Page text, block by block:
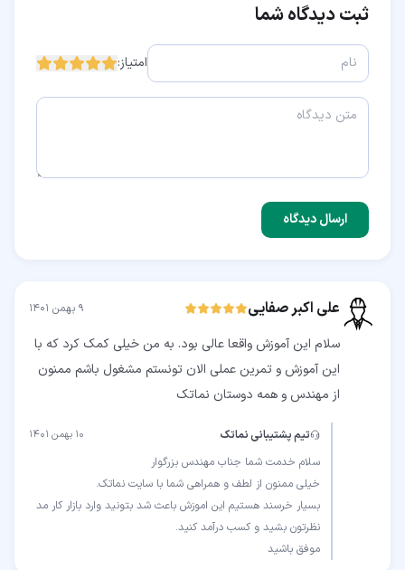
ثبت دیدگاه شما
امتیاز:
ارسال دیدگاه
علی اکبر صفایی ۹ بهمن ۱۴۰۱
سلام این آموزش واقعا عالی بود. به من خیلی کمک کرد که با
این آموزش و تمرین عملی الان تونستم مشغول باشم ممنون
از مهندس و همه دوستان نماتک
تیم پشتیبانی نماتک ۱۰ بهمن ۱۴۰۱
بسیار خرسند هستیم این اموزش باعث شد بتونید وارد بازار کار مد
موفق باشید‌